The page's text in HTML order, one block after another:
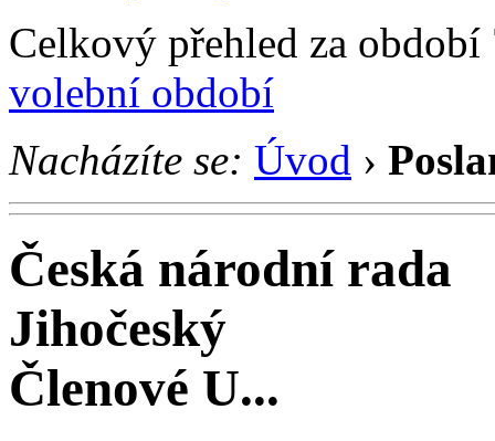
Celkový přehled za
volební období
Nacházíte se: Úvod ›
Česká národní rada
Jihočeský
Členové U...